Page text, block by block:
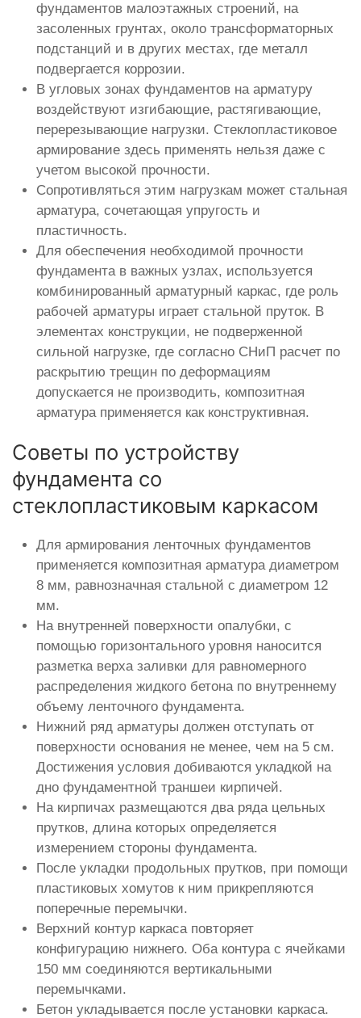
фундаментов малоэтажных строений, на
засоленных грунтах, около трансформаторных
подстанций и в других местах, где металл
подвергается коррозии.
В угловых зонах фундаментов на арматуру
воздействуют изгибающие, растягивающие,
перерезывающие нагрузки. Стеклопластиковое
армирование здесь применять нельзя даже с
учетом высокой прочности.
Сопротивляться этим нагрузкам может стальная
арматура, сочетающая упругость и
пластичность.
Для обеспечения необходимой прочности
фундамента в важных узлах, используется
комбинированный арматурный каркас, где роль
рабочей арматуры играет стальной пруток. В
элементах конструкции, не подверженной
сильной нагрузке, где согласно СНиП расчет по
раскрытию трещин по деформациям
допускается не производить, композитная
арматура применяется как конструктивная.
Советы по устройству
фундамента со
стеклопластиковым каркасом
Для армирования ленточных фундаментов
применяется композитная арматура диаметром
8 мм, равнозначная стальной с диаметром 12
мм.
На внутренней поверхности опалубки, с
помощью горизонтального уровня наносится
разметка верха заливки для равномерного
распределения жидкого бетона по внутреннему
объему ленточного фундамента.
Нижний ряд арматуры должен отступать от
поверхности основания не менее, чем на 5 см.
Достижения условия добиваются укладкой на
дно фундаментной траншеи кирпичей.
На кирпичах размещаются два ряда цельных
прутков, длина которых определяется
измерением стороны фундамента.
После укладки продольных прутков, при помощи
пластиковых хомутов к ним прикрепляются
поперечные перемычки.
Верхний контур каркаса повторяет
конфигурацию нижнего. Оба контура с ячейками
150 мм соединяются вертикальными
перемычками.
Бетон укладывается после установки каркаса.